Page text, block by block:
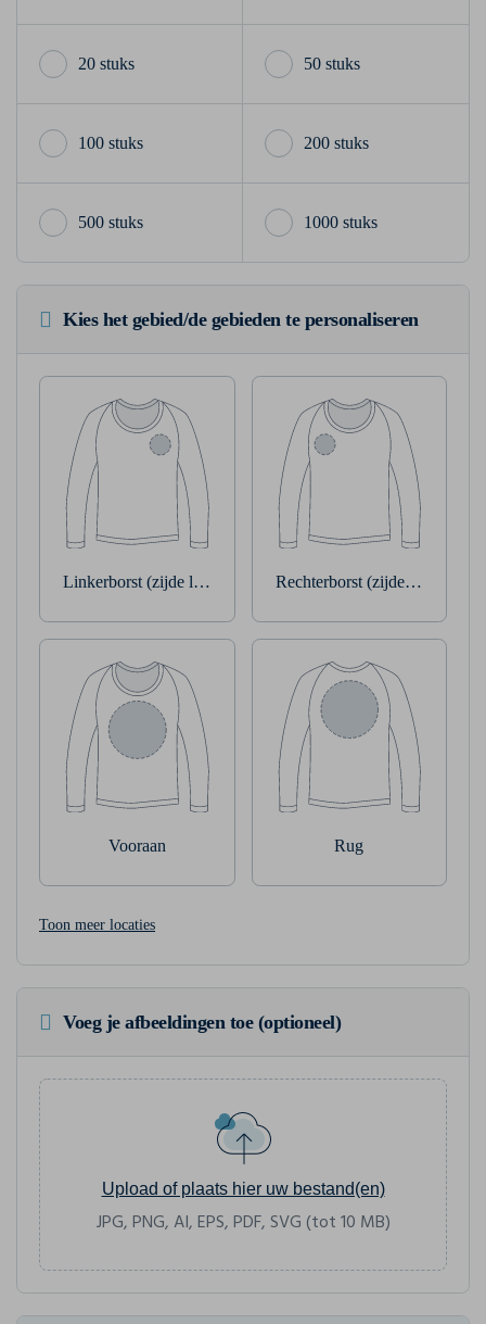
20 stuks 50 stuks
100 stuks 200 stuks
500 stuks 1000 stuks
Kies het gebied/de gebieden te personaliseren
Linkerborst (zijde linkerarm) Rechterborst (zijde
Vooraan Rug
Toon meer locaties
Voeg je afbeeldingen toe (optioneel)
Upload of plaats hier uw bestand(en)
JPG, PNG, AI, EPS, PDF, SVG (tot 10 MB)